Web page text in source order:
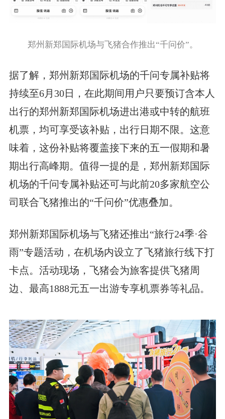
郑州新郑国际机场与飞猪合作推出“千问价”。
据了解，郑州新郑国际机场的千问专属补贴将
持续至6月30日，在此期间用户只要预订含本人
出行的郑州新郑国际机场进出港或中转的航班
机票，均可享受该补贴，出行日期不限。这意
味着，这份补贴将覆盖接下来的五一假期和暑
期出行高峰期。值得一提的是，郑州新郑国际
机场的千问专属补贴还可与此前20多家航空公
司联合飞猪推出的“千问价”优惠叠加。
郑州新郑国际机场与飞猪还推出“旅行24季·谷
雨”专题活动，在机场内设立了飞猪旅行线下打
卡点。活动现场，飞猪会为旅客提供飞猪周
边、最高1888元五一出游专享机票券等礼品。